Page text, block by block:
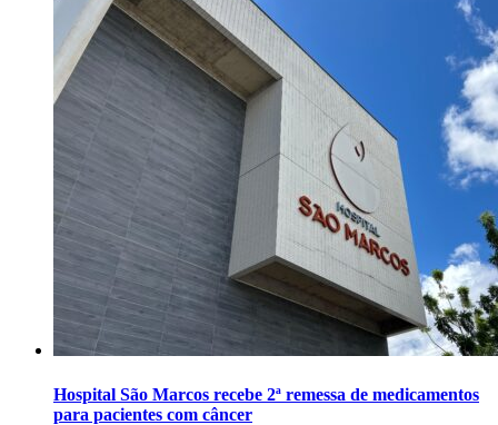
Hospital São Marcos recebe 2ª remessa de medicamentos
para pacientes com câncer